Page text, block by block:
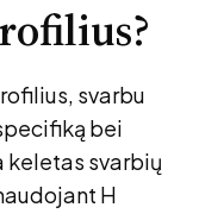
svarbu
bei
keletas svarbių
H